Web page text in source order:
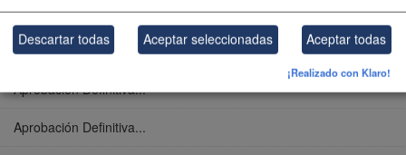
Aprobación Definitiva...
Aprobación Definitiva...
Aprobación Definitiva...
Aprobación Definitiva...
Descartar todas Aceptar seleccionadas Aceptar todas
¡Realizado con Klaro!